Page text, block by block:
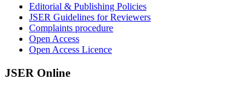
Editorial & Publishing Policies
JSER Guidelines for Reviewers
Complaints procedure
Open Access
Open Access Licence
JSER Online